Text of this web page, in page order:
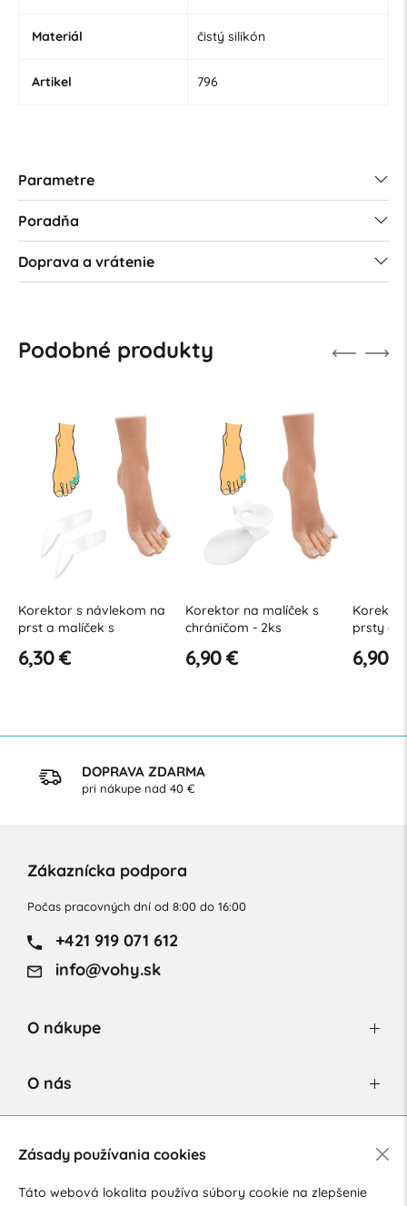
Materiál čistý silikón
Artikel 796
Parametre
Poradňa
Doprava a vrátenie
Podobné produkty
Korektor s návlekom na
prst a malíček s
6,30 €
Korektor na malíček s
chráničom - 2ks
6,90 €
prsty a
6,90 €
DOPRAVA ZDARMA
pri nákupe nad 40 €
Zákaznícka podpora
Počas pracovných dní od 8:00 do 16:00
+421 919 071 612
info@vohy.sk
O nákupe
O nás
Zásady používania cookies
Táto webová lokalita používa súbory cookie na zlepšenie